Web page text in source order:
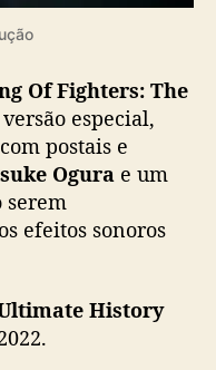
i
s
t
ó
r
i
Of Fighters: The
especial,
postais e
Ogura e um
serem
efeitos sonoros
History